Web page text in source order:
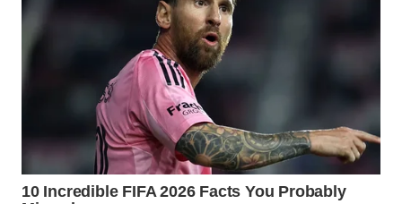
PURWAKARTA
WN